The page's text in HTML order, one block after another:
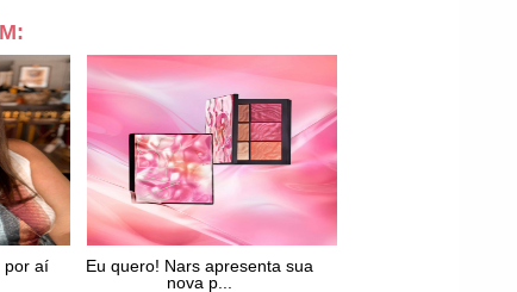
por aí
Eu quero! Nars apresenta sua
nova p...